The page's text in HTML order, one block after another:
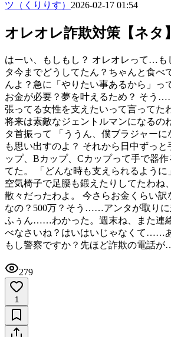
ツ（くりりす） 2026-02-17 01:54
オレオレ詐欺対策【ネタ】
はーい、もしもし？ オレオレって…も
タ今までどうしてたん？ちゃんと食べ
んよ？急に「やりたい事あるから」
お金が必要？夢を叶えるため？ そう
張ってる女性を支えたいって言ってた
将来は素敵なジェントルマンになるの
タ首振って 「ううん、僕ブラジャー
も思い出すのよ？ それから日中ずっ
ップ、Bカップ、Cカップって手で器
てた。 「どんな時も支えられるよう
空気椅子で足腰も鍛えたりしてたわね
散々だったわよ。 今さらお金くらい訳
なの？500万？そう……アンタが取りに
ふぅん……わかった。週末ね、また連
べなさいね？はいはいじゃなくて……
もし警察ですか？先ほど詐欺の電話
279
1